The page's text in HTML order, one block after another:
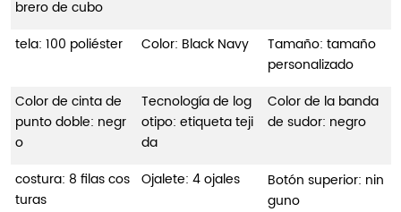
brero de cubo
tela: 100 poliéster Color: Black Navy
Tamaño: tamaño
personalizado
Color de cinta de
punto doble: negr
o
Tecnología de log
otipo: etiqueta teji
da
Color de la banda
de sudor: negro
costura: 8 filas cos
turas
Ojalete: 4 ojales
Botón superior: nin
guno